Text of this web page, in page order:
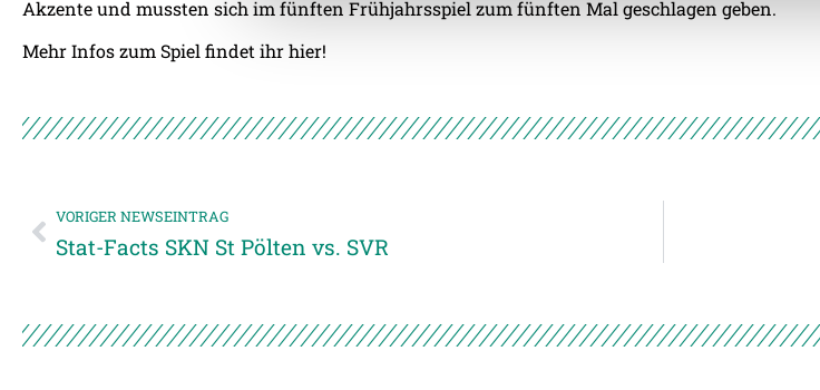
Akzente und mussten sich im fünften Frühjahrsspiel zum fünften Mal geschlagen geben.
Mehr Infos zum Spiel findet ihrhier!
VORIGER NEWSEINTRAG
Stat-Facts SKN St Pölten vs. SVR